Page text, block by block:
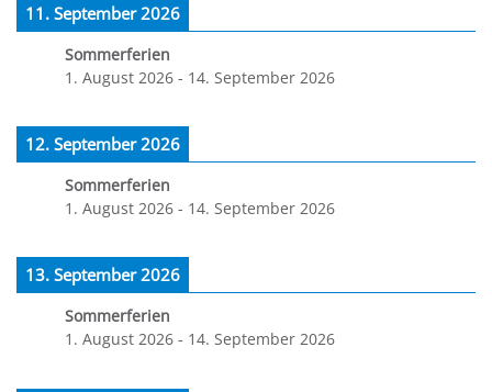
11. September 2026
Sommerferien
1. August 2026 - 14. September 2026
12. September 2026
Sommerferien
1. August 2026 - 14. September 2026
13. September 2026
Sommerferien
1. August 2026 - 14. September 2026